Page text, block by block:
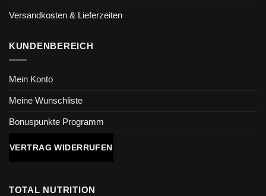
Versandkosten & Lieferzeiten
KUNDENBEREICH
Mein Konto
Meine Wunschliste
Bonuspunkte Programm
VERTRAG WIDERRUFEN
TOTAL NUTRITION